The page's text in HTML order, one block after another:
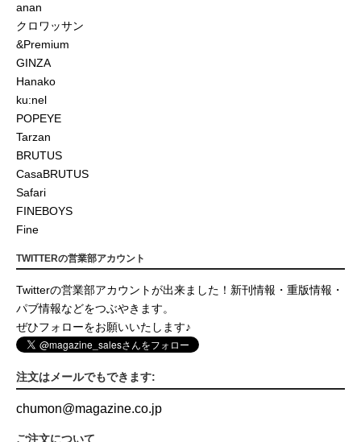
anan
クロワッサン
&Premium
GINZA
Hanako
ku:nel
POPEYE
Tarzan
BRUTUS
CasaBRUTUS
Safari
FINEBOYS
Fine
TWITTERの営業部アカウント
Twitterの営業部アカウントが出来ました！新刊情報・重版情報・
パブ情報などをつぶやきます。
ぜひフォローをお願いいたします♪
注文はメールでもできます:
chumon@magazine.co.jp
ご注文について